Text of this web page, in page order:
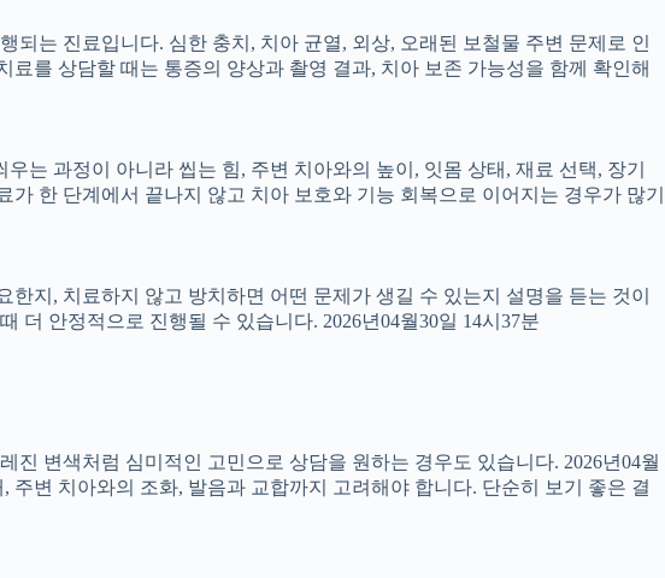
되는 진료입니다. 심한 충치, 치아 균열, 외상, 오래된 보철물 주변 문제로 인
를 상담할 때는 통증의 양상과 촬영 결과, 치아 보존 가능성을 함께 확인해
는 과정이 아니라 씹는 힘, 주변 치아와의 높이, 잇몸 상태, 재료 선택, 장기
한 단계에서 끝나지 않고 치아 보호와 기능 회복으로 이어지는 경우가 많기
지, 치료하지 않고 방치하면 어떤 문제가 생길 수 있는지 설명을 듣는 것이
더 안정적으로 진행될 수 있습니다. 2026년04월30일 14시37분
진 변색처럼 심미적인 고민으로 상담을 원하는 경우도 있습니다. 2026년04월
변 치아와의 조화, 발음과 교합까지 고려해야 합니다. 단순히 보기 좋은 결